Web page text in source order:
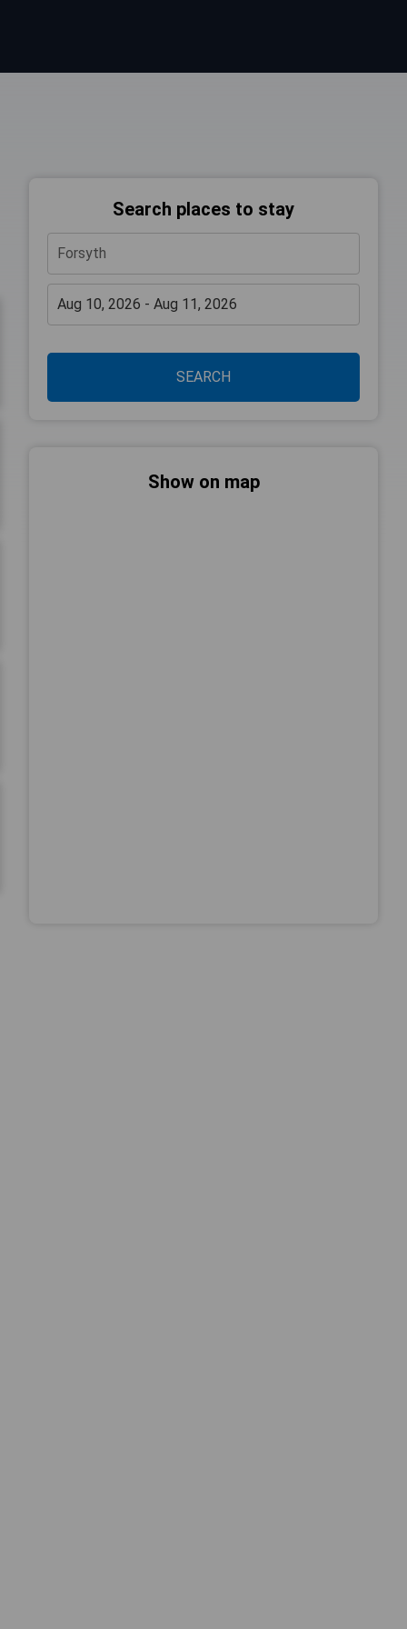
Search places to stay
SEARCH
Show on map